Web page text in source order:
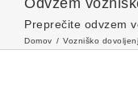
Odvzem
Preprečite odvzem
Domov Vozniško